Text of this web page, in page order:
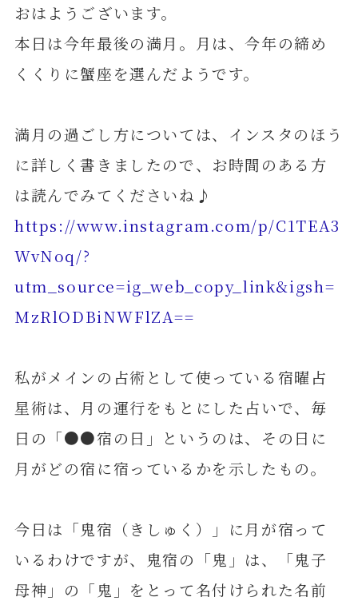
おはようございます。
本日は今年最後の満月。月は、今年の締め
くくりに蟹座を選んだようです。
満月の過ごし方については、インスタのほう
に詳しく書きましたので、お時間のある方
は読んでみてくださいね♪
https://www.instagram.com/p/C1TEA3
WvNoq/?
utm_source=ig_web_copy_link&igsh=
MzRlODBiNWFlZA==
私がメインの占術として使っている宿曜占
星術は、月の運行をもとにした占いで、毎
日の「●●宿の日」というのは、その日に
月がどの宿に宿っているかを示したもの。
今日は「鬼宿（きしゅく）」に月が宿って
いるわけですが、鬼宿の「鬼」は、「鬼子
母神」の「鬼」をとって名付けられた名前